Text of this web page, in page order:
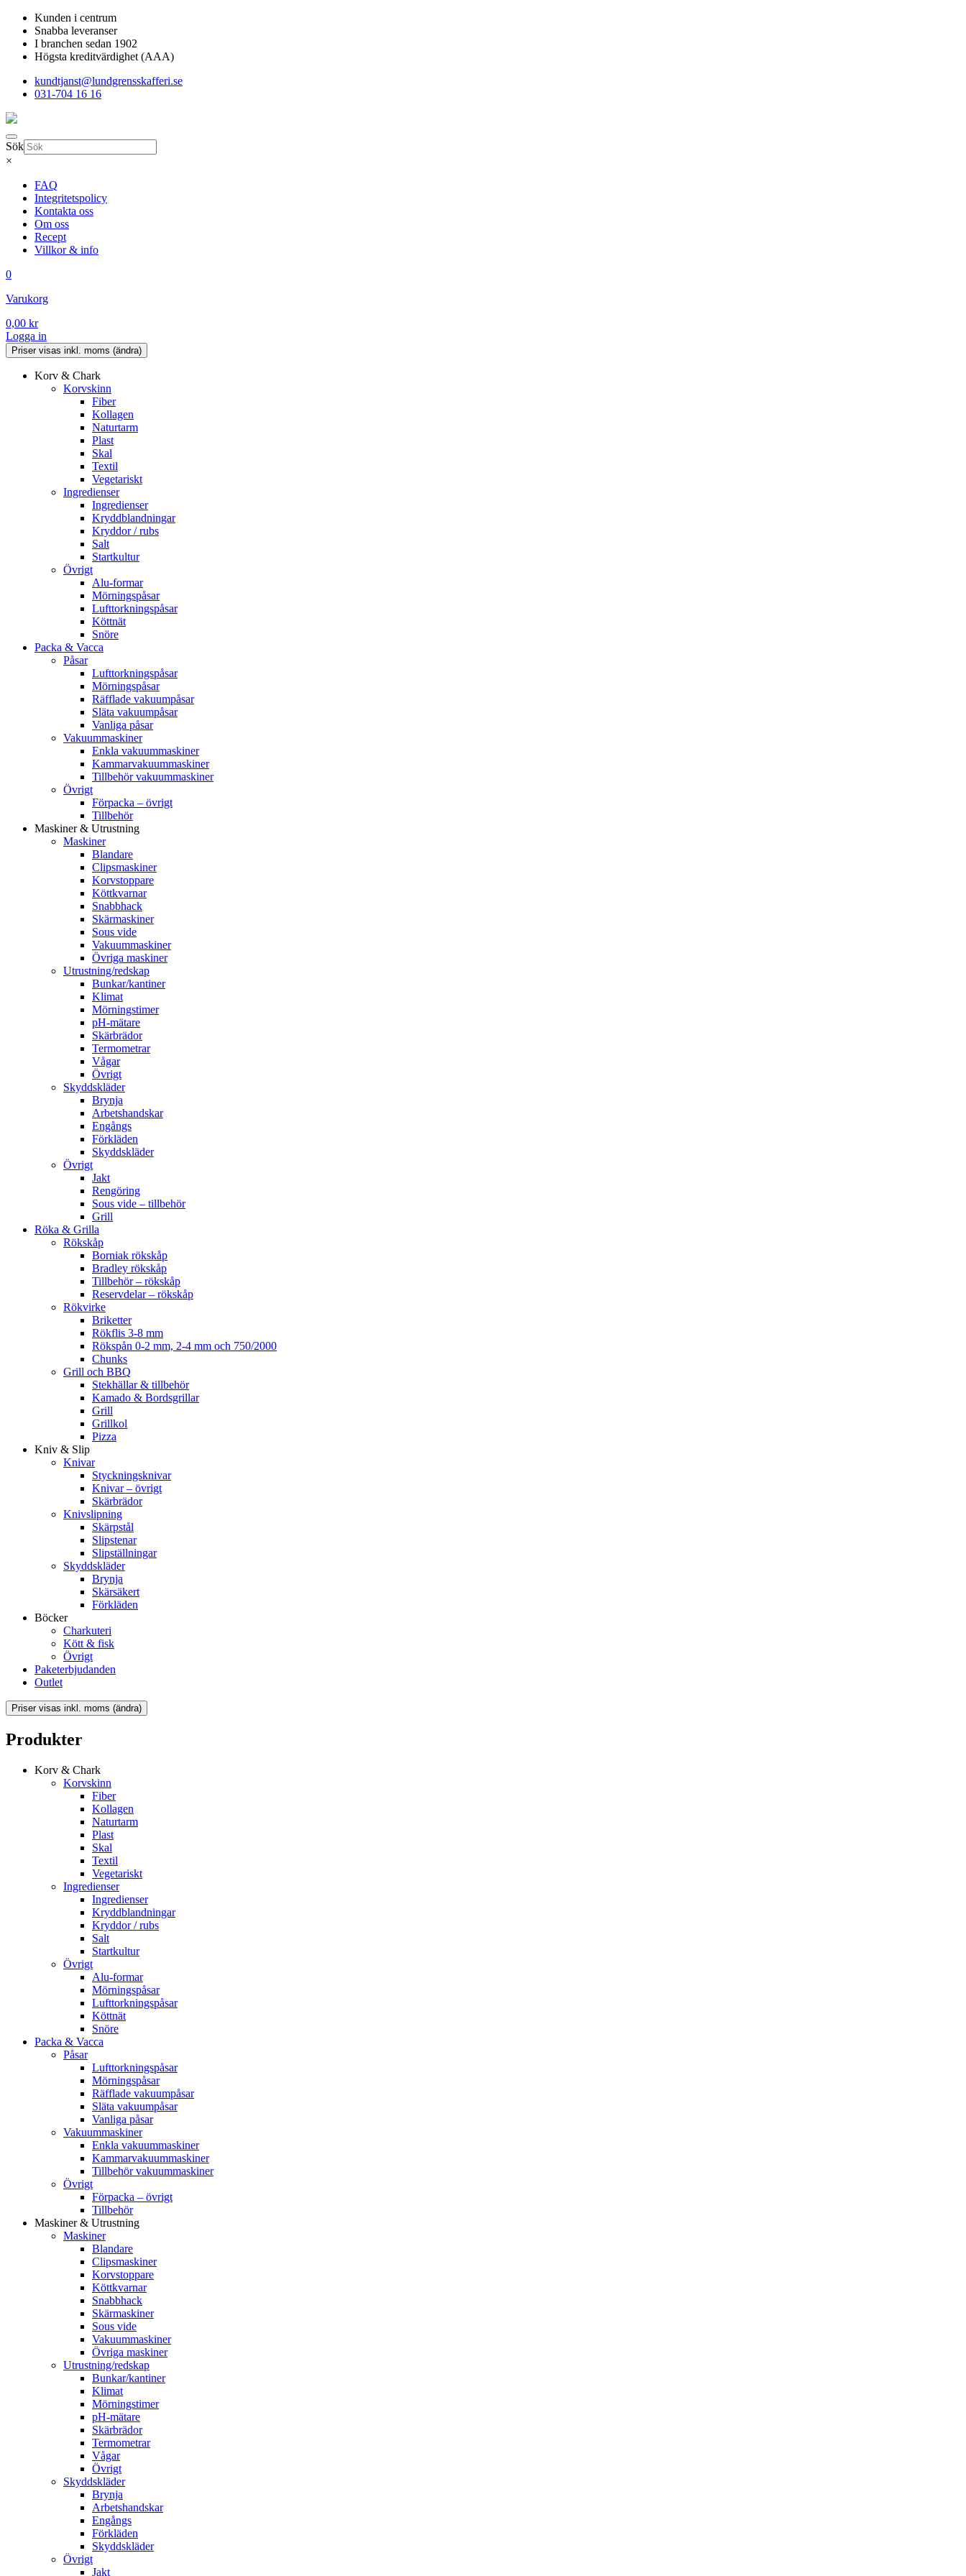
Kunden i centrum
Snabba leveranser
I branchen sedan 1902
Högsta kreditvärdighet (AAA)
kundtjanst@lundgrensskafferi.se
031-704 16 16
Sök
×
FAQ
Integritetspolicy
Kontakta oss
Om oss
Recept
Villkor & info
0
Varukorg
0,00 kr
Logga in
Korv & Chark
Korvskinn
Fiber
Kollagen
Naturtarm
Plast
Skal
Textil
Vegetariskt
Ingredienser
Ingredienser
Kryddblandningar
Kryddor / rubs
Salt
Startkultur
Övrigt
Alu-formar
Mörningspåsar
Lufttorkningspåsar
Köttnät
Snöre
Packa & Vacca
Påsar
Lufttorkningspåsar
Mörningspåsar
Räfflade vakuumpåsar
Släta vakuumpåsar
Vanliga påsar
Vakuummaskiner
Enkla vakuummaskiner
Kammarvakuummaskiner
Tillbehör vakuummaskiner
Övrigt
Förpacka – övrigt
Tillbehör
Maskiner & Utrustning
Maskiner
Blandare
Clipsmaskiner
Korvstoppare
Köttkvarnar
Snabbhack
Skärmaskiner
Sous vide
Vakuummaskiner
Övriga maskiner
Utrustning/redskap
Bunkar/kantiner
Klimat
Mörningstimer
pH-mätare
Skärbrädor
Termometrar
Vågar
Övrigt
Skyddskläder
Brynja
Arbetshandskar
Engångs
Förkläden
Skyddskläder
Övrigt
Jakt
Rengöring
Sous vide – tillbehör
Grill
Röka & Grilla
Rökskåp
Borniak rökskåp
Bradley rökskåp
Tillbehör – rökskåp
Reservdelar – rökskåp
Rökvirke
Briketter
Rökflis 3-8 mm
Rökspån 0-2 mm, 2-4 mm och 750/2000
Chunks
Grill och BBQ
Stekhällar & tillbehör
Kamado & Bordsgrillar
Grill
Grillkol
Pizza
Kniv & Slip
Knivar
Styckningsknivar
Knivar – övrigt
Skärbrädor
Knivslipning
Skärpstål
Slipstenar
Slipställningar
Skyddskläder
Brynja
Skärsäkert
Förkläden
Böcker
Charkuteri
Kött & fisk
Övrigt
Paketerbjudanden
Outlet
Produkter
Korv & Chark
Korvskinn
Fiber
Kollagen
Naturtarm
Plast
Skal
Textil
Vegetariskt
Ingredienser
Ingredienser
Kryddblandningar
Kryddor / rubs
Salt
Startkultur
Övrigt
Alu-formar
Mörningspåsar
Lufttorkningspåsar
Köttnät
Snöre
Packa & Vacca
Påsar
Lufttorkningspåsar
Mörningspåsar
Räfflade vakuumpåsar
Släta vakuumpåsar
Vanliga påsar
Vakuummaskiner
Enkla vakuummaskiner
Kammarvakuummaskiner
Tillbehör vakuummaskiner
Övrigt
Förpacka – övrigt
Tillbehör
Maskiner & Utrustning
Maskiner
Blandare
Clipsmaskiner
Korvstoppare
Köttkvarnar
Snabbhack
Skärmaskiner
Sous vide
Vakuummaskiner
Övriga maskiner
Utrustning/redskap
Bunkar/kantiner
Klimat
Mörningstimer
pH-mätare
Skärbrädor
Termometrar
Vågar
Övrigt
Skyddskläder
Brynja
Arbetshandskar
Engångs
Förkläden
Skyddskläder
Övrigt
Jakt